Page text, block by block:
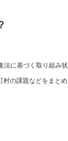
法に基づく取り組み状
村の課題などをまとめ